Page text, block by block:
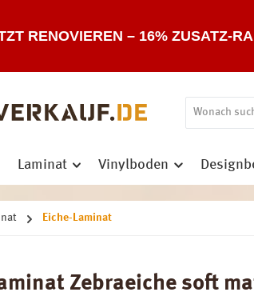
RENOVIEREN – 16% ZUSATZ-
Laminat Vinylboden
Eiche-Laminat
Zebraeiche soft